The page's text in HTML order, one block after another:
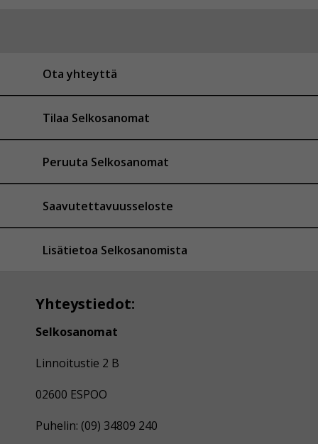
Ota yhteyttä
Tilaa Selkosanomat
Peruuta Selkosanomat
Saavutettavuusseloste
Lisätietoa Selkosanomista
Yhteystiedot:
Selkosanomat
Linnoitustie 2 B
02600 ESPOO
Puhelin: (09) 34809 240